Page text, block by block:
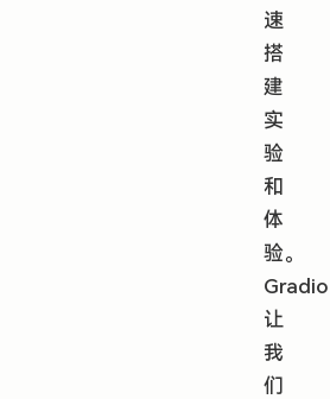
速
搭
建
实
验
和
体
验。
Gradio
让
我
们